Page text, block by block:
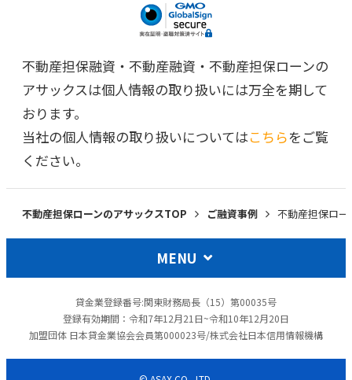
不動産担保融資・不動産融資・不動産担保ローンの
アサックスは個人情報の取り扱いには万全を期して
おります。
当社の個人情報の取り扱いについてはこちらをご覧
ください。
不動産担保ローンのアサックスTOP ご融資事例 不動産担保ロ
MENU
貸金業登録番号:関東財務局長（15）第00035号
登録有効期間：令和7年12月21日~令和10年12月20日
加盟団体 日本貸金業協会会員第000023号/株式会社日本信用情報機構